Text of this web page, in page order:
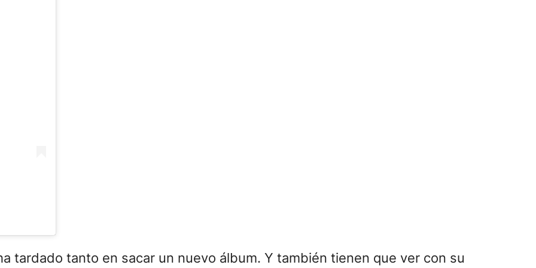
tardado tanto en sacar un nuevo álbum. Y también tienen que ver con su